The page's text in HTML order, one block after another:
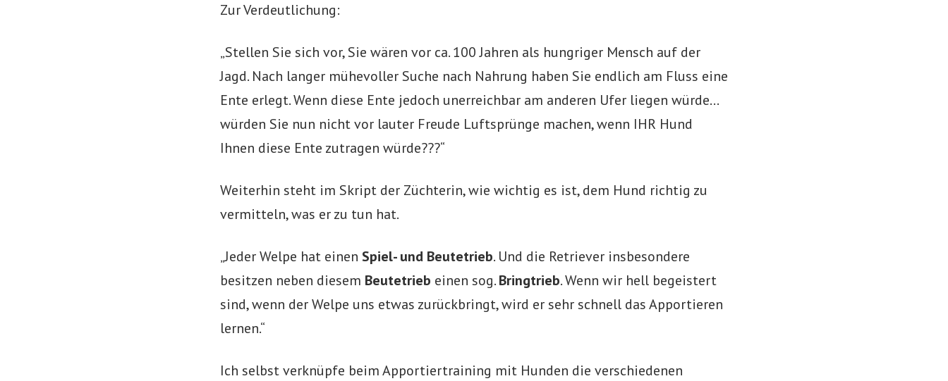
Zur Verdeutlichung:
„Stellen Sie sich vor, Sie wären vor ca. 100 Jahren als hungriger Mensch auf der
Jagd. Nach langer mühevoller Suche nach Nahrung haben Sie endlich am Fluss eine
Ente erlegt. Wenn diese Ente jedoch unerreichbar am anderen Ufer liegen würde…
würden Sie nun nicht vor lauter Freude Luftsprünge machen, wenn IHR Hund
Ihnen diese Ente zutragen würde???“
Weiterhin steht im Skript der Züchterin, wie wichtig es ist, dem Hund richtig zu
vermitteln, was er zu tun hat.
„Jeder Welpe hat einen Spiel- und Beutetrieb. Und die Retriever insbesondere
besitzen neben diesem Beutetrieb einen sog.Bringtrieb. Wenn wir hell begeistert
sind, wenn der Welpe uns etwas zurückbringt, wird er sehr schnell das Apportieren
lernen.“
Ich selbst verknüpfe beim Apportiertraining mit Hunden die verschiedenen